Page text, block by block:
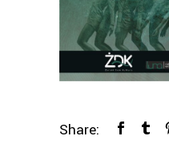
Share: